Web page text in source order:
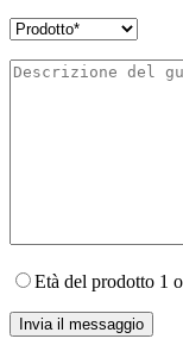
Età del prodotto 1